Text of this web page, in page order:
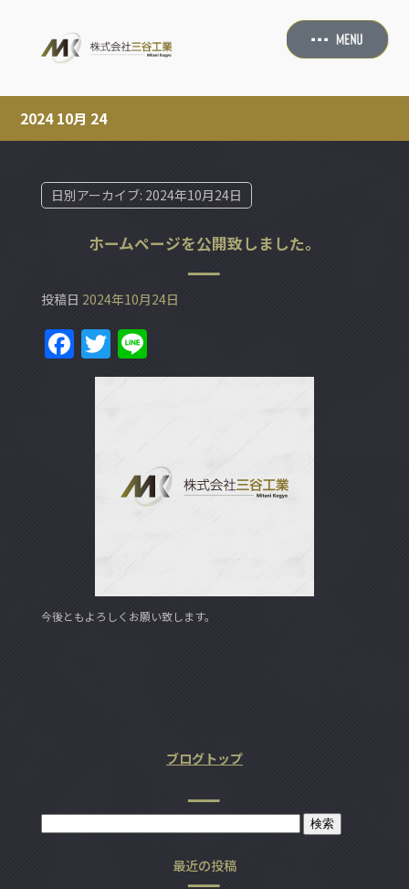
2024 10月 24
日別アーカイブ: 2024年10月24日
ホームページを公開致しました。
投稿日 2024年10月24日
F
a
T
w
Li
n
今後ともよろしくお願い致します。
ブログトップ
最近の投稿